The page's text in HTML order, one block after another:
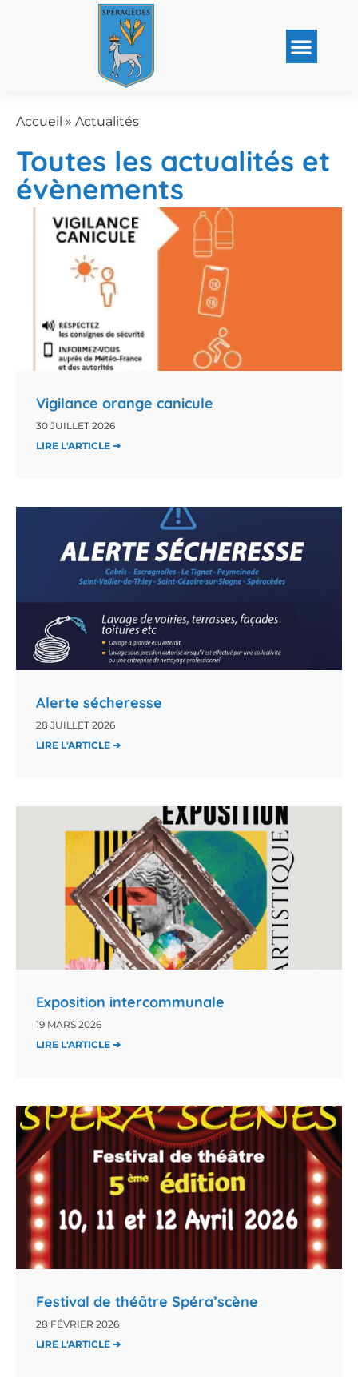
Accueil » Actualités
Toutes les actualités et
évènements
Vigilance orange canicule
30 JUILLET 2026
LIRE L'ARTICLE ➔
Alerte sécheresse
28 JUILLET 2026
LIRE L'ARTICLE ➔
Exposition intercommunale
19 MARS 2026
LIRE L'ARTICLE ➔
Festival de théâtre Spéra’scène
28 FÉVRIER 2026
LIRE L'ARTICLE ➔